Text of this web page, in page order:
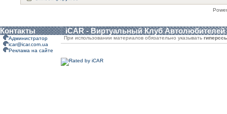
Контакты iCAR - Виртуальный Клуб Автолюбителей
Администратор
icar@icar.com.ua
Реклама на сайте
При использовании материалов обязательно указывать